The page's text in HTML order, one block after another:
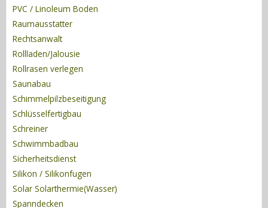
PVC / Linoleum Boden
Raumausstatter
Rechtsanwalt
Rollladen/Jalousie
Rollrasen verlegen
Saunabau
Schimmelpilzbeseitigung
Schlüsselfertigbau
Schreiner
Schwimmbadbau
Sicherheitsdienst
Silikon / Silikonfugen
Solar Solarthermie(Wasser)
Spanndecken